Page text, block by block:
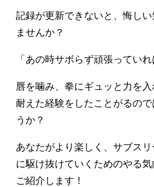
記録が更新できないと、悔しい
ませんか？
「あの時サボらず頑張ってい
唇を噛み、拳にギュッと力を
耐えた経験をしたことがるので
うか？
あなたがより楽しく、サブス
に駆け抜けていくためのやる
ご紹介します！